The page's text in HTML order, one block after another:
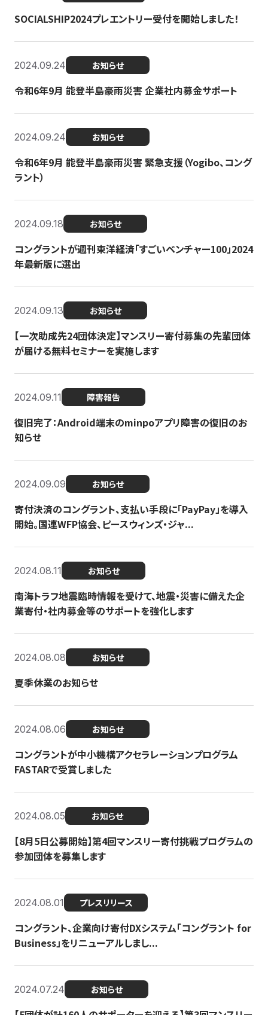
SOCIALSHIP2024プレエントリー受付を開始しました！
2024.09.24 お知らせ
令和6年9月 能登半島豪雨災害 企業社内募金サポート
2024.09.24 お知らせ
令和6年9月 能登半島豪雨災害 緊急支援（Yogibo、コング
ラント）
2024.09.18 お知らせ
コングラントが週刊東洋経済「すごいベンチャー100」2024
年最新版に選出
2024.09.13 お知らせ
【一次助成先24団体決定】マンスリー寄付募集の先輩団体
が届ける無料セミナーを実施します
2024.09.11 障害報告
復旧完了：Android端末のminpoアプリ障害の復旧のお
知らせ
2024.09.09 お知らせ
寄付決済のコングラント、支払い手段に「PayPay」を導入
開始。国連WFP協会、ピースウィンズ・ジャ...
2024.08.11 お知らせ
南海トラフ地震臨時情報を受けて、地震・災害に備えた企
業寄付・社内募金等のサポートを強化します
2024.08.08 お知らせ
夏季休業のお知らせ
2024.08.06 お知らせ
コングラントが中小機構アクセラレーションプログラム
FASTARで受賞しました
2024.08.05 お知らせ
【8月5日公募開始】第4回マンスリー寄付挑戦プログラムの
参加団体を募集します
2024.08.01 プレスリリース
コングラント、企業向け寄付DXシステム「コングラント for
Business」をリニューアルしまし...
2024.07.24 お知らせ